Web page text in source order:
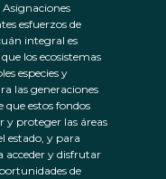
esfuerzos de
integral es
los ecosistemas
especies y
las generaciones
que estos fondos
y proteger las áreas
estado, y para
acceder y disfrutar
de